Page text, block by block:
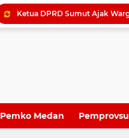
Pemko Medan Pemprovsu